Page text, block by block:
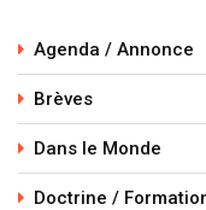
Agenda / Annonce
Brèves
Dans le Monde
Doctrine /